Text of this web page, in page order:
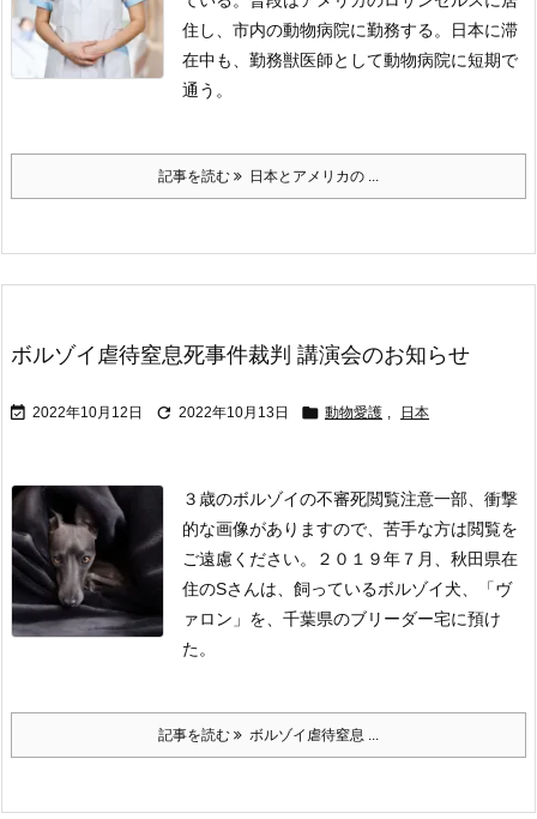
住し、市内の動物病院に勤務する。
日本に滞
在中も、勤務獣医師として動物病院に短期で
通う。
記事を読む 日本とアメリカの ...
ボルゾイ虐待窒息死事件裁判 講演会のお知らせ
 2022年10月12日  2022年10月13日  動物愛護 , 日本
３歳のボルゾイの不審死閲覧注意一部、衝撃
的な画像がありますので、苦手な方は閲覧を
ご遠慮ください。
２０１９年７月、秋田県在
住のSさんは、飼っているボルゾイ犬、「ヴ
ァロン」を、千葉県のブリーダー宅に預け
た。
記事を読む ボルゾイ虐待窒息 ...